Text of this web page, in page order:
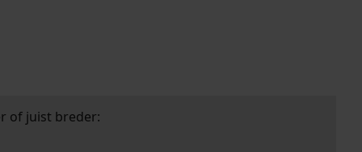
of juist breder: